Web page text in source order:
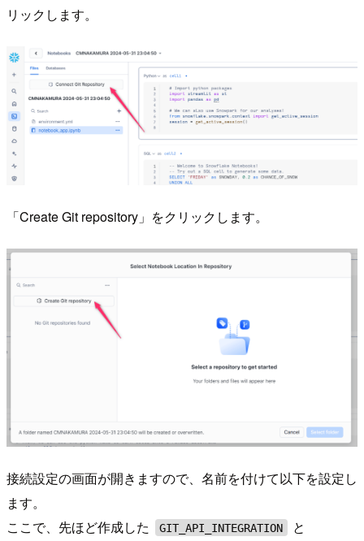
リックします。
「Create Git repository」をクリックします。
接続設定の画面が開きますので、名前を付けて以下を設定し
ます。
ここで、先ほど作成した
GIT_API_INTEGRATION と